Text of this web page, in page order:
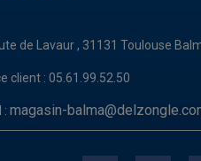
de Lavaur , 31131 Toulouse
client : 05.61.99.52.50
: magasin-